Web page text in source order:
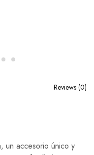
Reviews (0)
un accesorio único y